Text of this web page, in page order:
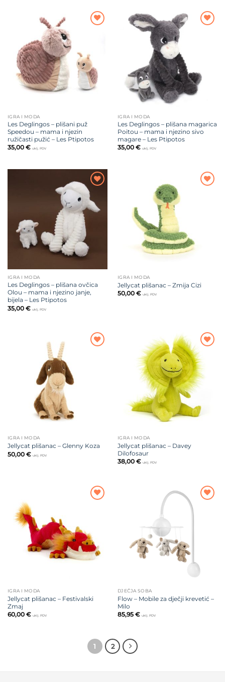
IGRA I MODA
Les Deglingos – plišani puž
Speedou – mama i njezin
ružičasti pužić – Les Ptipotos
35,00 € uklj. PDV
IGRA I MODA
Les Deglingos – plišana magarica
Poitou – mama i njezino sivo
magare – Les Ptipotos
35,00 € uklj. PDV
Dodajte
na listu
želja
IGRA I MODA
Les Deglingos – plišana ovčica
Olou – mama i njezino janje,
bijela – Les Ptipotos
35,00 € uklj. PDV
IGRA I MODA
Jellycat plišanac – Zmija Cizi
50,00 € uklj. PDV
IGRA I MODA
Jellycat plišanac – Glenny Koza
50,00 € uklj. PDV
Dodajte
na listu
želja
IGRA I MODA
Jellycat plišanac – Davey
Dilofosaur
38,00 € uklj. PDV
IGRA I MODA
Jellycat plišanac – Festivalski
Zmaj
60,00 € uklj. PDV
Dodajte
na listu
DJEČJA SOBA
Flow – Mobile za dječji krevetić –
Milo
85,95 € uklj. PDV
1 2